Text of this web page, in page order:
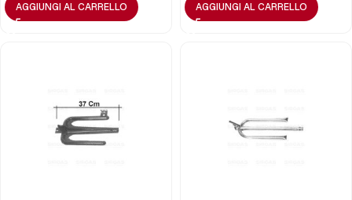
AGGIUNGI AL CARRELLO AGGIUNGI AL CARRELLO